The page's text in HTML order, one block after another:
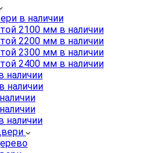
в наличии
2100 мм в наличии
2200 мм в наличии
2300 мм в наличии
2400 мм в наличии
наличии
наличии
наличии